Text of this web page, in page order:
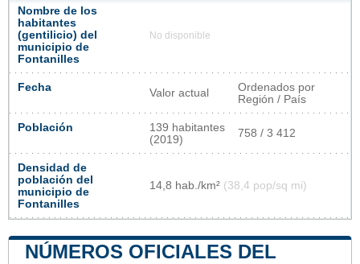
Nombre de los
habitantes
(gentilicio) del
municipio de
Fontanilles
No disponible
Fecha Valor actual
Ordenados por
Región / País
Población
139 habitantes
(2019)
758 / 3 412
Densidad de
población del
municipio de
Fontanilles
14,8 hab./km² (38,4 pop/sq mi)
NÚMEROS OFICIALES DEL